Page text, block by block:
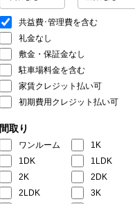
共益費･管理費を含む
礼金なし
敷金・保証金なし
駐車場料金を含む
家賃クレジット払い可
初期費用クレジット払い可
間取り
ワンルーム
1K
1DK
1LDK
2K
2DK
2LDK
3K